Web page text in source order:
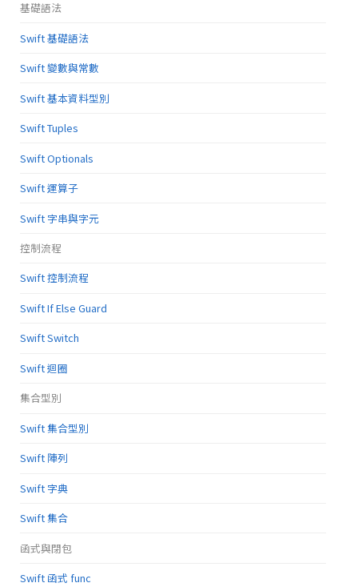
基礎語法
Swift 基礎語法
Swift 變數與常數
Swift 基本資料型別
Swift Tuples
Swift Optionals
Swift 運算子
Swift 字串與字元
控制流程
Swift 控制流程
Swift If Else Guard
Swift Switch
Swift 迴圈
集合型別
Swift 集合型別
Swift 陣列
Swift 字典
Swift 集合
函式與閉包
Swift 函式 func